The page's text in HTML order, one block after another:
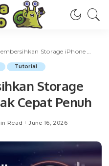
Storage iPhone Agar Tidak Cepat Penuh
Tutorial
Storage
Cepat Penuh
Read June 16, 2026